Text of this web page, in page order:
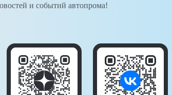
и событий автопрома!